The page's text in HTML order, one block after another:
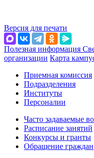
Версия для печати
Полезная информация
организации Карта
Приемная комиссия
Подразделения
Институты
Персоналии
Часто задаваемые
Расписание занятий
Конкурсы и гранты
Обращение граждан